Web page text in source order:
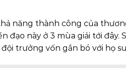
năng thành công của
này ở 3 mùa giải tới đây.
trưởng vốn gắn bó với họ